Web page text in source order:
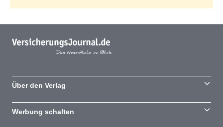
Über den Verlag
Werbung schalten